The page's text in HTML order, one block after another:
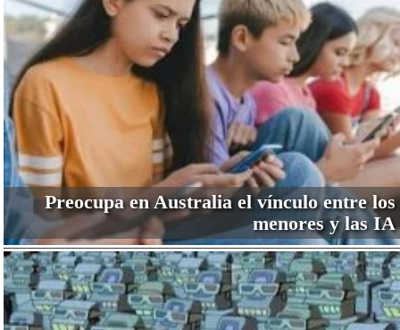
Preocupa en Australia el vínculo entre los
menores y las IA